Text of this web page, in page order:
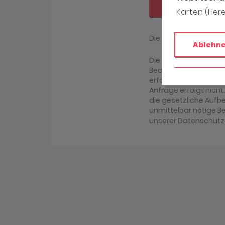
Karten
Absenden
Die mit (*)
Die Daten, die Sie
Bearbeitung Ihrer
erfolgen. Eine
Anfrage erfolgt
die gesetzliche
unmittelbar nötige
unserer